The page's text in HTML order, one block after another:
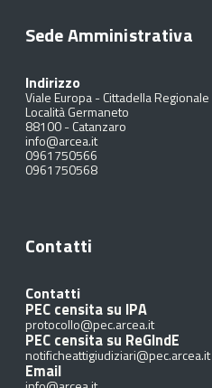
Sede Amministrativa
Indirizzo
Viale Europa - Cittadella Regionale
Località Germaneto
88100-Catanzaro
info@arcea.it
0961750566
0961750568
Contatti
Contatti
PEC censita su IPA
protocollo@pec.arcea.it
PEC censita su ReGIndE
notificheattigiudiziari@pec.arcea.it
Email